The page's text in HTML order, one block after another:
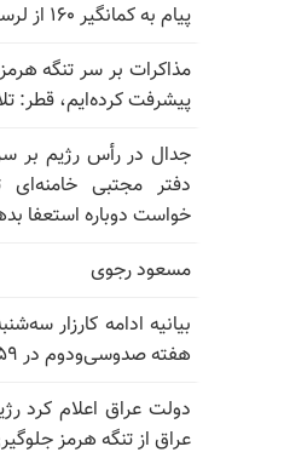
پیام به کمانگیر ۱۶۰ از لرستان
مذاکرات بر سر تنگه
پیشرفت کرده‌ایم، قطر:
جدال در رأس رژیم بر
دفتر مجتبی
خواست دوباره استعفا
مسعود رجوی
بیانیه ادامه کارزار
هفته صدوسی‌و‌دوم در ۵۹ زندان کشور
دولت عراق اعلام کرد
عراق از تنگه هرمز